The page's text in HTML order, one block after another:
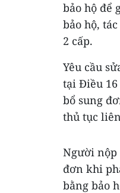
bảo hộ để
bảo hộ,
2 cấp.
Yêu cầu
tại Điều 16
bổ sung
thủ tục
Người nộp
đơn khi
bằng bảo